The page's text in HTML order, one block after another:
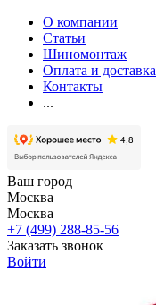
О компании
Статьи
Шиномонтаж
Оплата и доставка
Контакты
...
Ваш город
Москва
Москва
+7 (499) 288-85-56
Заказать звонок
Войти